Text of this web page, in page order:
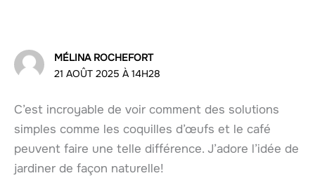
MÉLINA ROCHEFORT
21 AOÛT 2025 À 14H28
C’est incroyable de voir comment des solutions
simples comme les coquilles d’œufs et le café
peuvent faire une telle différence. J’adore l’idée de
jardiner de façon naturelle!